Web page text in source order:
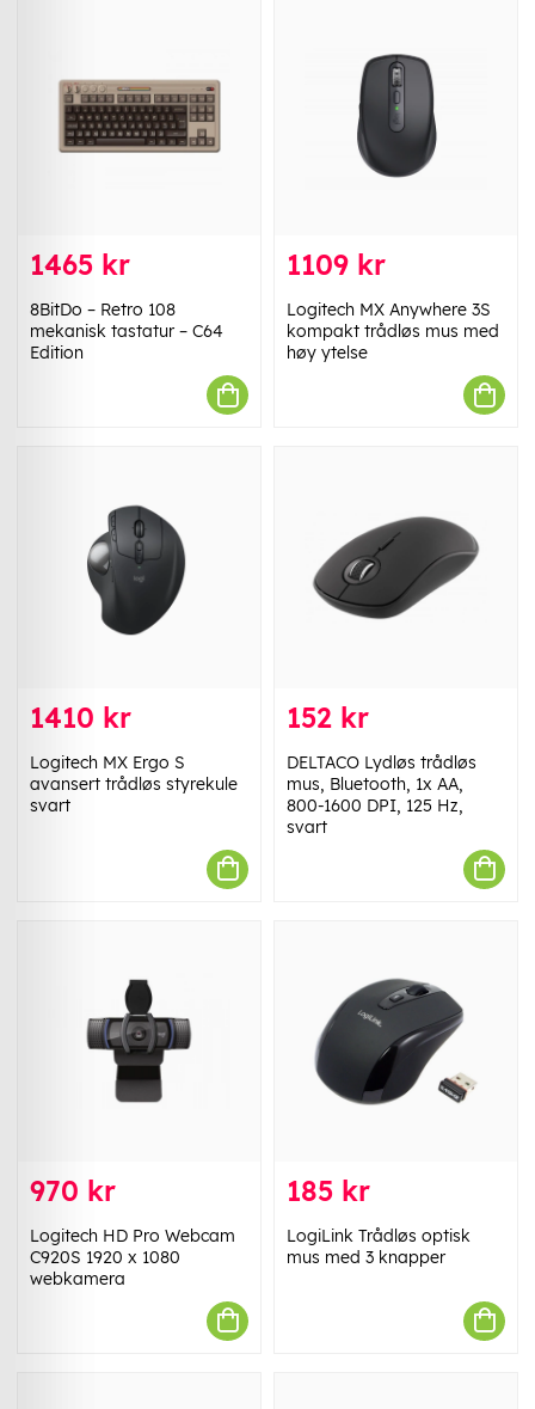
1465 kr
8BitDo – Retro 108
mekanisk tastatur – C64
Edition
1109 kr
Logitech MX Anywhere 3S
kompakt trådløs mus med
høy ytelse
1410 kr
Logitech MX Ergo S
avansert trådløs styrekule
svart
152 kr
DELTACO Lydløs trådløs
mus, Bluetooth, 1x AA,
800-1600 DPI, 125 Hz,
svart
970 kr
Logitech HD Pro Webcam
C920S 1920 x 1080
webkamera
185 kr
LogiLink Trådløs optisk
mus med 3 knapper